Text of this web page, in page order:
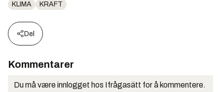
KLIMA KRAFT
Del
Kommentarer
Du må være innlogget hos Ifrågasätt for å kommentere.